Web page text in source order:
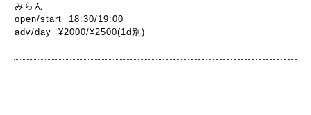
みらん
open/start 18:30/19:00
adv/day ¥2000/¥2500(1d別)